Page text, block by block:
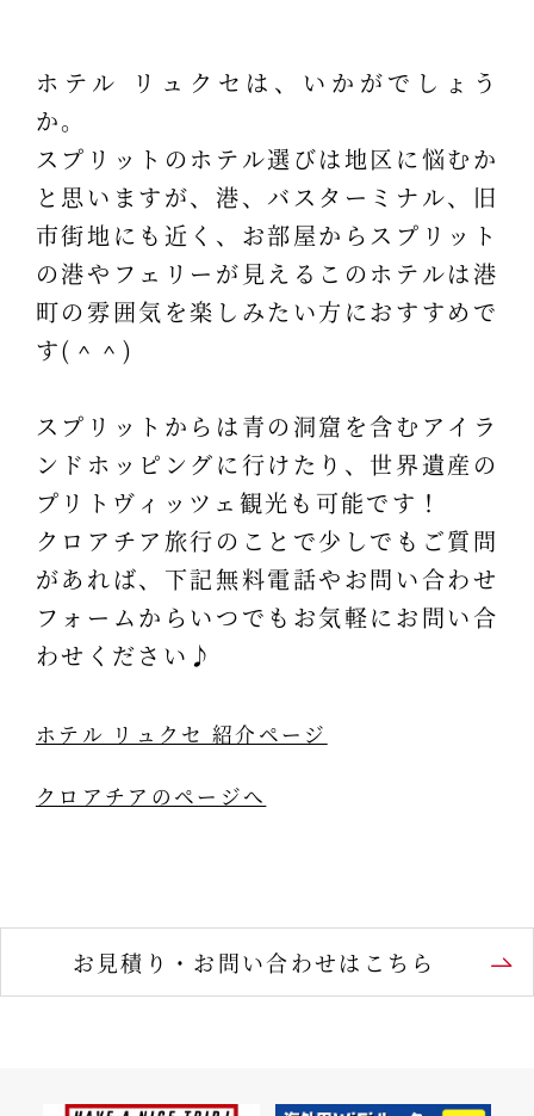
ホテル リュクセは、いかがでしょう
か。
スプリットのホテル選びは地区に悩むか
と思いますが、港、バスターミナル、旧
市街地にも近く、お部屋からスプリット
の港やフェリーが見えるこのホテルは港
町の雰囲気を楽しみたい方におすすめで
す(＾＾)
スプリットからは青の洞窟を含むアイラ
ンドホッピングに行けたり、世界遺産の
プリトヴィッツェ観光も可能です！
クロアチア旅行のことで少しでもご質問
があれば、下記無料電話やお問い合わせ
フォームからいつでもお気軽にお問い合
わせください♪
ホテル リュクセ 紹介ページ
クロアチアのページへ
お見積り・お問い合わせはこちら